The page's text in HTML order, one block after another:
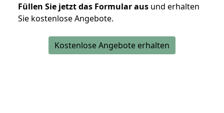
Füllen Sie jetzt das Formular aus und erhalten
Sie kostenlose Angebote.
Kostenlose Angebote erhalten